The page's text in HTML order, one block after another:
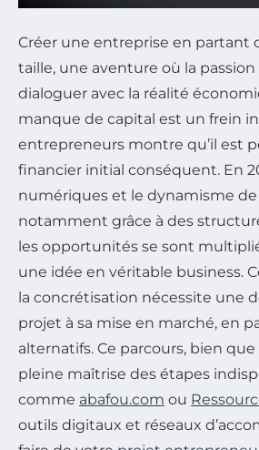
Créer une entreprise en partant
taille, une aventure où la
dialoguer avec la réalité
manque de capital est un frein
entrepreneurs montre qu’il est
financier initial conséquent. En
numériques et le dynamisme
notamment grâce à des
les opportunités se sont
une idée en véritable business.
la concrétisation nécessite une
projet à sa mise en marché, en
alternatifs. Ce parcours, bien
pleine maîtrise des étapes
comme abafou.com ou
outils digitaux et réseaux